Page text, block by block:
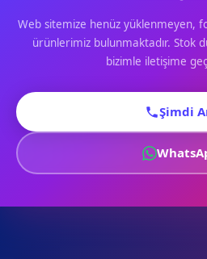
Web sitemize henüz yüklenmeyen,
ürünlerimiz bulunmaktadır. Stok
bizimle iletişime
Şimdi